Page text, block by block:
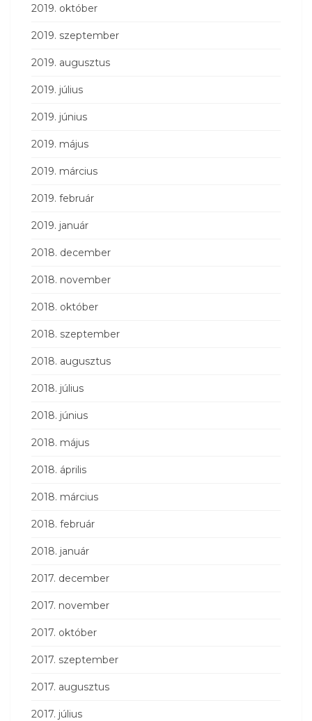
2019. október
2019. szeptember
2019. augusztus
2019. július
2019. június
2019. május
2019. március
2019. február
2019. január
2018. december
2018. november
2018. október
2018. szeptember
2018. augusztus
2018. július
2018. június
2018. május
2018. április
2018. március
2018. február
2018. január
2017. december
2017. november
2017. október
2017. szeptember
2017. augusztus
2017. július